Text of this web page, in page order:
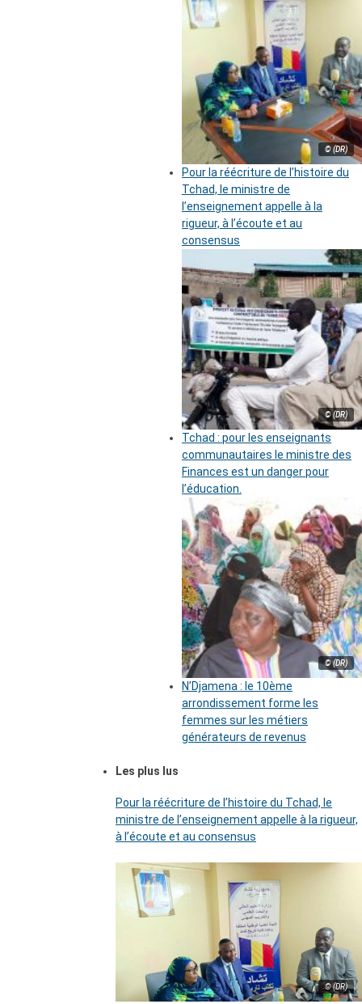
© (DR)
Pour la réécriture de l’histoire du
Tchad, le ministre de
l’enseignement appelle à la
rigueur, à l’écoute et au
consensus
© (DR)
Tchad : pour les enseignants
communautaires le ministre des
Finances est un danger pour
l’éducation.
© (DR)
N’Djamena : le 10ème
arrondissement forme les
femmes sur les métiers
générateurs de revenus
Les plus lus
Pour la réécriture de l’histoire du Tchad, le
ministre de l’enseignement appelle à la rigueur,
à l’écoute et au consensus
© (DR)